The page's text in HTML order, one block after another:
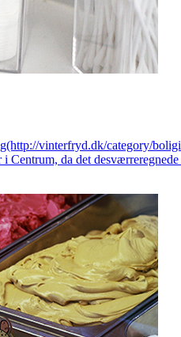
vinterfryd.dk/category/
da det